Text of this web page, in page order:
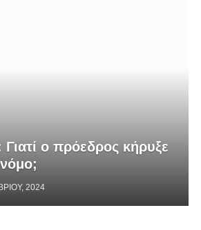
ο πρόεδρος κήρυξε
2024